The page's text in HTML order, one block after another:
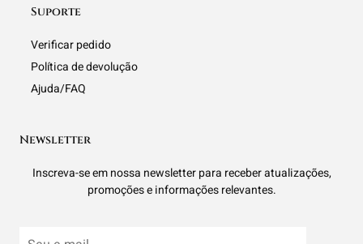
Suporte
Verificar pedido
Política de devolução
Ajuda/FAQ
Newsletter
Inscreva-se em nossa newsletter para receber atualizações,
promoções e informações relevantes.